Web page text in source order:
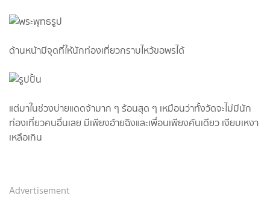
ด้านหน้ามีจุดที่ให้นักท่องเที่ยวกราบไหว้ขอพรได้
แต่มาในช่วงบ่ายแดดจ้ามาก ๆ ร้อนสุด ๆ เหมือนว่าทั้งวัดจะไม่มีนัก
ท่องเที่ยวคนอื่นเลย มีเพียงอ้ายฉิงและเพื่อนเพียงคันเดียว เงียบเหงา
เหลือเกิน
Advertisement